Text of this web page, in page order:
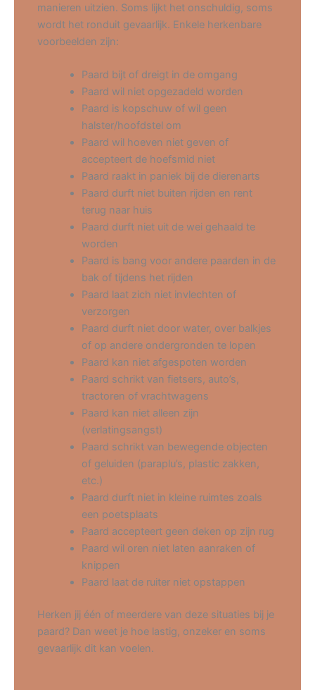
manieren uitzien. Soms lijkt het onschuldig, soms
wordt het ronduit gevaarlijk. Enkele herkenbare
voorbeelden zijn:
Paard bijt of dreigt in de omgang
Paard wil niet opgezadeld worden
Paard is kopschuw of wil geen
halster/hoofdstel om
Paard wil hoeven niet geven of
accepteert de hoefsmid niet
Paard raakt in paniek bij de dierenarts
Paard durft niet buiten rijden en rent
terug naar huis
Paard durft niet uit de wei gehaald te
worden
Paard is bang voor andere paarden in de
bak of tijdens het rijden
Paard laat zich niet invlechten of
verzorgen
Paard durft niet door water, over balkjes
of op andere ondergronden te lopen
Paard kan niet afgespoten worden
Paard schrikt van fietsers, auto’s,
tractoren of vrachtwagens
Paard kan niet alleen zijn
(verlatingsangst)
Paard schrikt van bewegende objecten
of geluiden (paraplu’s, plastic zakken,
etc.)
Paard durft niet in kleine ruimtes zoals
een poetsplaats
Paard accepteert geen deken op zijn rug
Paard wil oren niet laten aanraken of
knippen
Paard laat de ruiter niet opstappen
Herken jij één of meerdere van deze situaties bij je
paard? Dan weet je hoe lastig, onzeker en soms
gevaarlijk dit kan voelen.